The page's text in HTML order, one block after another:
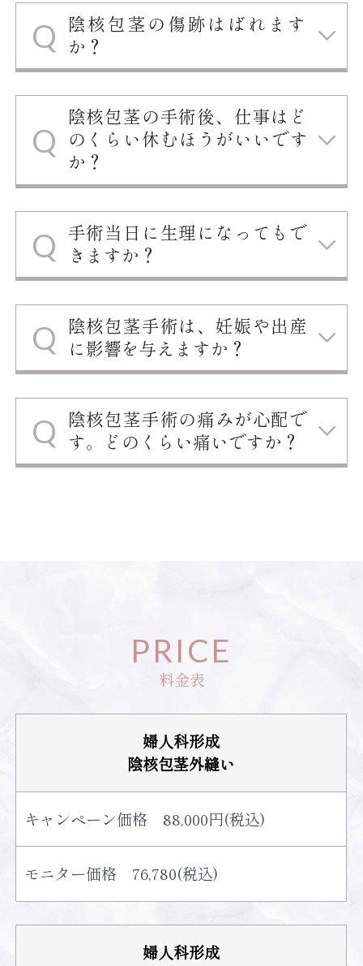
陰核包茎の傷跡はばれます
か？
陰核包茎の手術後、仕事はど
のくらい休むほうがいいです
か？
手術当日に生理になってもで
きますか？
陰核包茎手術は、妊娠や出産
に影響を与えますか？
陰核包茎手術の痛みが心配で
す。どのくらい痛いですか？
PRICE
料金表
婦人科形成
陰核包茎外縫い
キャンペーン価格 88,000円(税込)
モニター価格 76,780(税込)
婦人科形成